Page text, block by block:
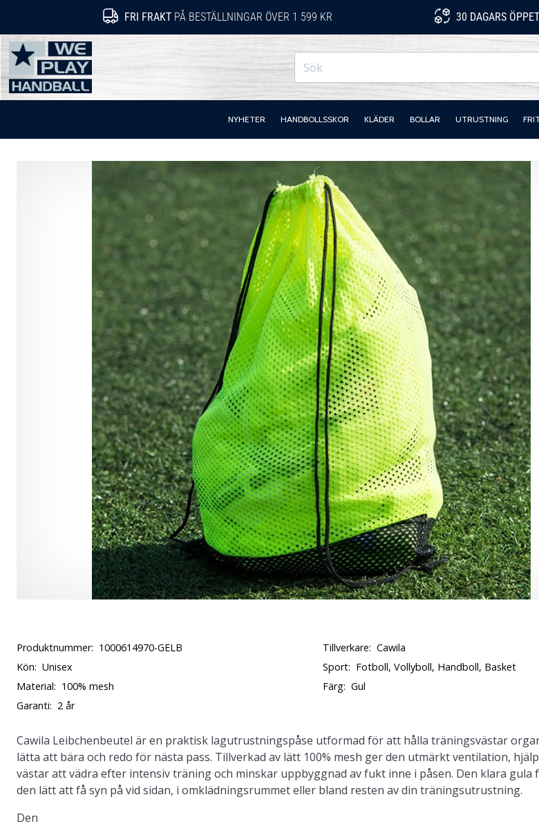
FRI FRAKTPÅ BESTÄLLNINGAR ÖVER 1 599 KR 30 DAGARS
WePlayHandball.se
NYHETER HANDBOLLSSKOR KLÄDER BOLLAR UTRUSTNING
Produktnummer: 1000614970-GELB Tillverkare: Cawila
Kön: Unisex Sport: Fotboll, Vollyboll, Handboll, Basket
Material: 100% mesh Färg: Gul
Garanti: 2 år
Cawila Leibchenbeutel är en praktisk lagutrustningspåse utformad för att hålla träningsvästar
lätta att bära och redo för nästa pass. Tillverkad av lätt 100% mesh ger den utmärkt ventilation,
västar att vädra efter intensiv träning och minskar uppbyggnad av fukt inne i påsen. Den klara gula
den lätt att få syn på vid sidan, i omklädningsrummet eller bland resten av din träningsutrustning.
Den